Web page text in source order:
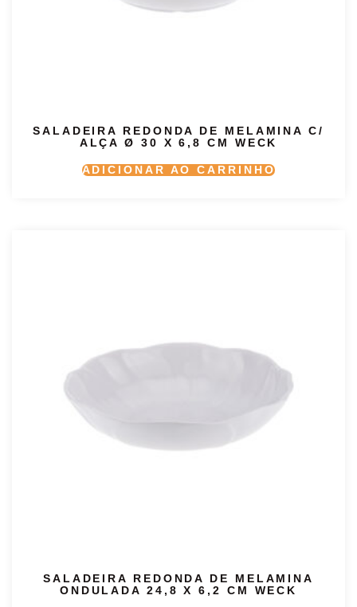
SALADEIRA REDONDA DE MELAMINA C/
ALÇA Ø 30 X 6,8 CM WECK
ADICIONAR AO CARRINHO
SALADEIRA REDONDA DE MELAMINA
ONDULADA 24,8 X 6,2 CM WECK